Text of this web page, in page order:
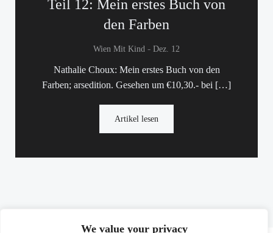
We value your privacy
Teil 12: Mein erstes Buch von
den Farben
Wien Mit Kind - Dez. 12
Nathalie Choux: Mein erstes Buch von den
Farben; arsedition. Gesehen um €10,30.- bei […]
Artikel lesen